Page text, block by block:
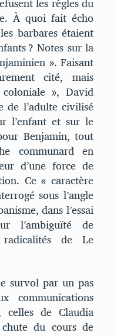
À quoi fait écho
barbares étaient
? Notes sur la
». Faisant
cité, mais
», David
de l’adulte civilisé
l’enfant et sur le
Benjamin, tout
communard en
d’une force de
Ce « caractère
sous l’angle
dans l’essai
l’ambiguïté de
de Le
survol par un pas
celles de Claudia
du cours de